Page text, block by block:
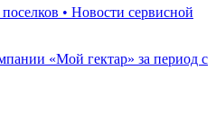
• Новости сервисной
«Мой гектар» за период с